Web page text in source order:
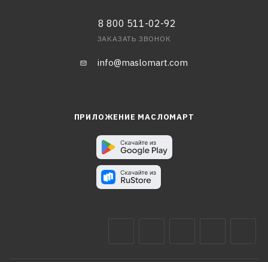
8 800 511-02-92
ЗАКАЗАТЬ ЗВОНОК
info@maslomart.com
ПРИЛОЖЕНИЕ МАСЛОМАРТ